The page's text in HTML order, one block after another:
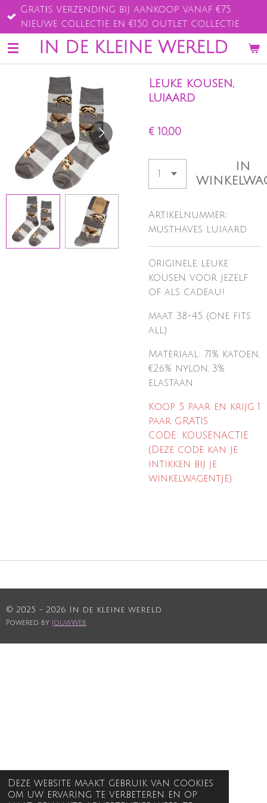
Deze website maakt gebruik van cookies
om uw ervaring te verbeteren en op
Ga
direct
naar
de
IN DE KLEINE WERELD
Gratis verzending bij aankoop vanaf €75
nieuwe collectie en €150 outlet collectie
Leuke kousen,
luiaard
€ 10,00
IN
Artikelnummer:
musthaves luiaard
Originele, leuke
kousen voor jezelf
of als cadeau!
maat 38-45 (one fits
all)
Materiaal: 71% katoen,
€26% nylon, 3%
elastaan
Koop 5 paar en krijg 1
paar GRATIS
CODE: KOUSENACTIE
(Deze code kan je
intikken bij je
winkelwagentje)
© 2025 - 2026 In de kleine wereld
Powered by JouwWeb